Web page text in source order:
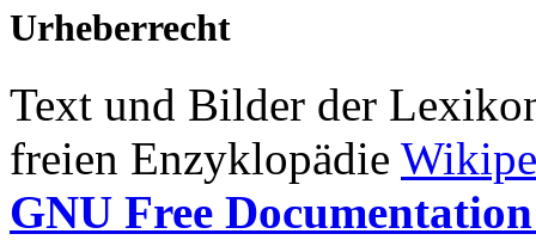
Urheberrecht
Text und Bilder der
freien Enzyklopädie
GNU Free